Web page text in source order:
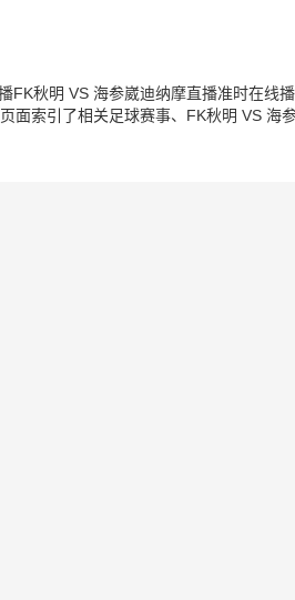
FK秋明 VS 海参崴迪纳摩直播准时在线
面索引了相关足球赛事、FK秋明 VS 海